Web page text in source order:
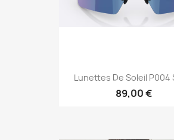
Lunettes De Soleil P004
89,00 €